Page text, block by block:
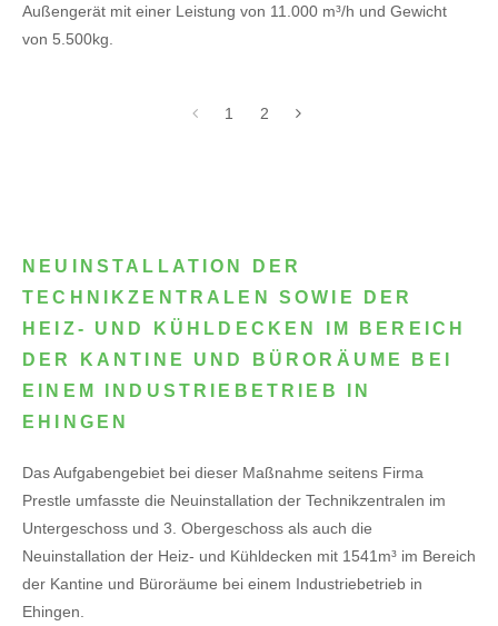
Außengerät mit einer Leistung von 11.000 m³/h und Gewicht
von 5.500kg.
1 2
NEUINSTALLATION DER
TECHNIKZENTRALEN SOWIE DER
HEIZ- UND KÜHLDECKEN IM BEREICH
DER KANTINE UND BÜRORÄUME BEI
EINEM INDUSTRIEBETRIEB IN
EHINGEN
Das Aufgabengebiet bei dieser Maßnahme seitens Firma
Prestle umfasste die Neuinstallation der Technikzentralen im
Untergeschoss und 3. Obergeschoss als auch die
Neuinstallation der Heiz- und Kühldecken mit 1541m³ im Bereich
der Kantine und Büroräume bei einem Industriebetrieb in
Ehingen.